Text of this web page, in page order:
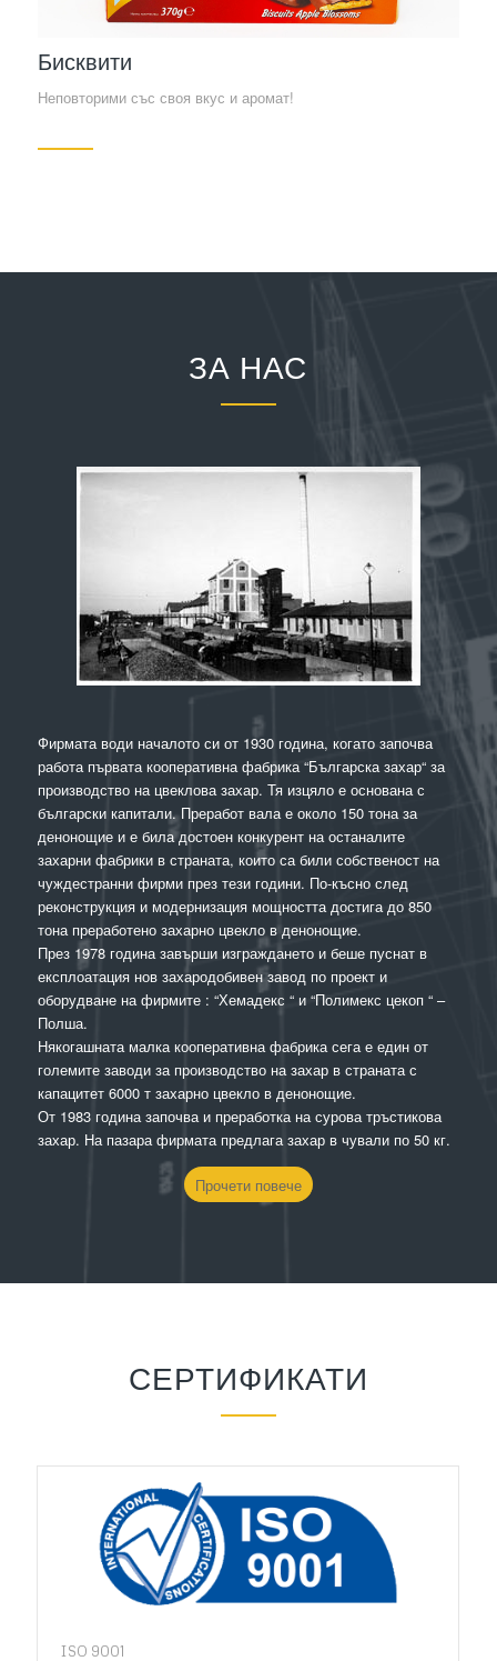
Бисквити
Неповторими със своя вкус и аромат!
ЗА НАС
Фирмата води началото си от 1930 година, когато започва
работа първата кооперативна фабрика “Българска захар“ за
производство на цвеклова захар. Тя изцяло е основана с
български капитали. Преработ вала е около 150 тона за
денонощие и е била достоен конкурент на останалите
захарни фабрики в страната, които са били собственост на
чуждестранни фирми през тези години. По-късно след
реконструкция и модернизация мощността достига до 850
тона преработено захарно цвекло в денонощие.
През 1978 година завърши изграждането и беше пуснат в
експлоатация нов захародобивен завод по проект и
оборудване на фирмите : “Хемадекс “ и “Полимекс цекоп “ –
Полша.
Някогашната малка кооперативна фабрика сега е един от
големите заводи за производство на захар в страната с
капацитет 6000 т захарно цвекло в денонощие.
От 1983 година започва и преработка на сурова тръстикова
захар. На пазара фирмата предлага захар в чували по 50 кг.
Прочети повече
СЕРТИФИКАТИ
ISO 9001